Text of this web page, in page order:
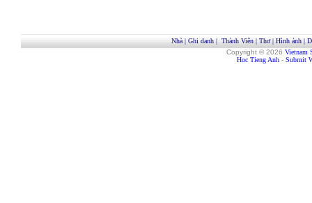
Nhà| Ghi danh| Thành Viên| Thơ| Hình ảnh|
Copyright © 2026 Vietnam
Hoc Tieng Anh - Submit